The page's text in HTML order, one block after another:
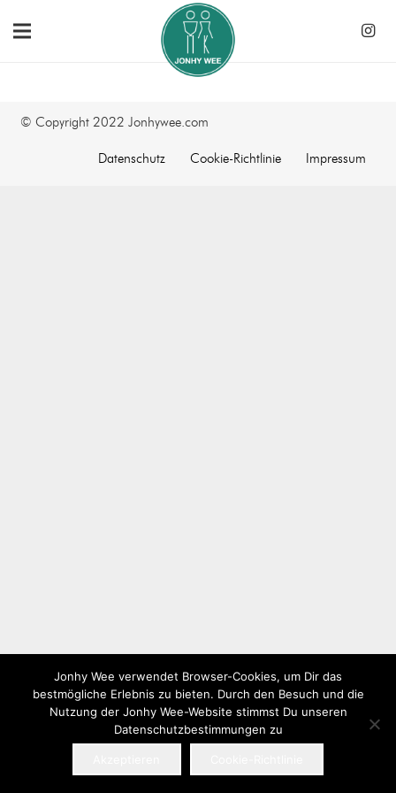
© Copyright 2022 Jonhywee.com
Datenschutz Cookie-Richtlinie Impressum
Jonhy Wee verwendet Browser-Cookies, um Dir das
bestmögliche Erlebnis zu bieten. Durch den Besuch und die
Nutzung der Jonhy Wee-Website stimmst Du unseren
Datenschutzbestimmungen zu